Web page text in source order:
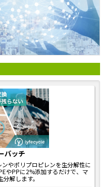
など）
バッチ
やポリプロピレンを生分解性に
やPPに2%添加するだけで、マ
解します。